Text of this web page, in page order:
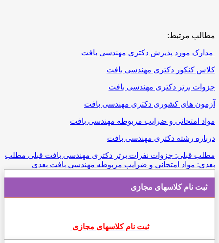
مطالب مرتبط:
مدارک مورد پذیرش دکتری مهندسی بافت
کلاس کنکور دکتری مهندسی بافت
جزوات برتر دکتری مهندسی بافت
آزمون های کشوری دکتری مهندسی بافت
مواد امتحانی و ضرایب مربوطه مهندسی بافت
درباره رشته دکتری مهندسی بافت
مطلب قبلی: جزوات نفرات برتر دکتری مهندسی بافت قبلی مطلب
بعدی: مواد امتحانی و ضرایب مربوطه مهندسی بافت بعدی
ثبت نام کلاسهای مجازی
ثبت نام کلاسهای مجازی